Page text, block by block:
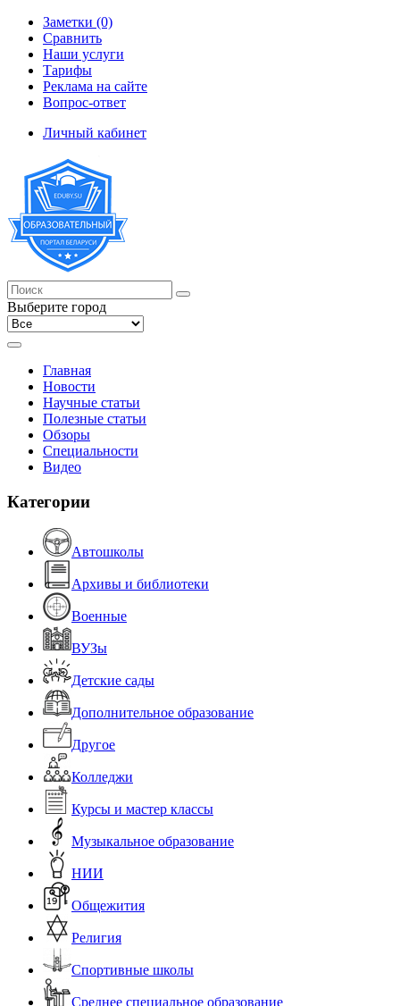
Заметки (0)
Сравнить
Наши услуги
Тарифы
Реклама на сайте
Вопрос-ответ
Личный кабинет
Выберите город
Главная
Новости
Научные статьи
Полезные статьи
Обзоры
Специальности
Видео
Категории
Автошколы
Архивы и библиотеки
Военные
ВУЗы
Детские сады
Дополнительное образование
Другое
Колледжи
Курсы и мастер классы
Музыкальное образование
НИИ
Общежития
Религия
Спортивные школы
Среднее специальное образование